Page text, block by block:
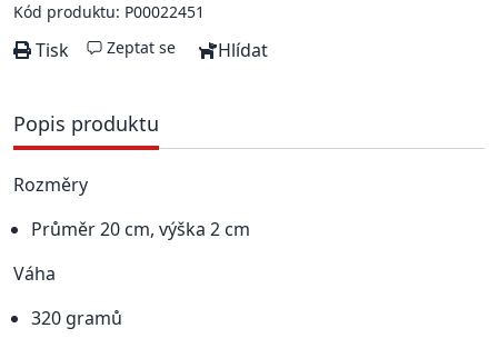
Kód produktu: P00022451
Tisk Zeptat se Hlídat
Popis produktu
Rozměry
Průměr 20 cm, výška 2 cm
Váha
320 gramů